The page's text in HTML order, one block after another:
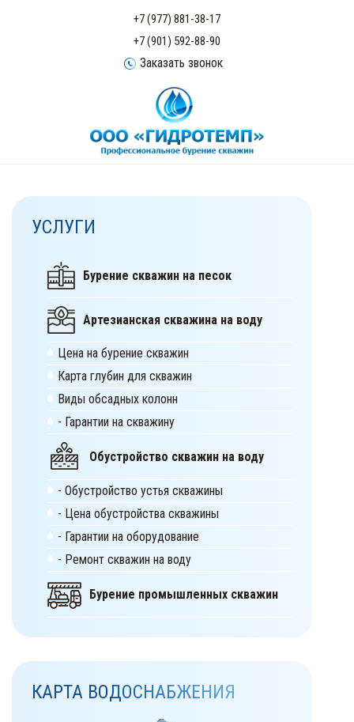
+7 (977) 881-38-17
+7 (901) 592-88-90
Заказать звонок
УСЛУГИ
Бурение скважин на песок
Артезианская скважина на воду
Цена на бурение скважин
Карта глубин для скважин
Виды обсадных колонн
- Гарантии на скважину
Обустройство скважин на воду
- Обустройство устья скважины
- Цена обустройства скважины
- Гарантии на оборудование
- Ремонт скважин на воду
Бурение промышленных скважин
КАРТА ВОДОСНАБЖЕНИЯ